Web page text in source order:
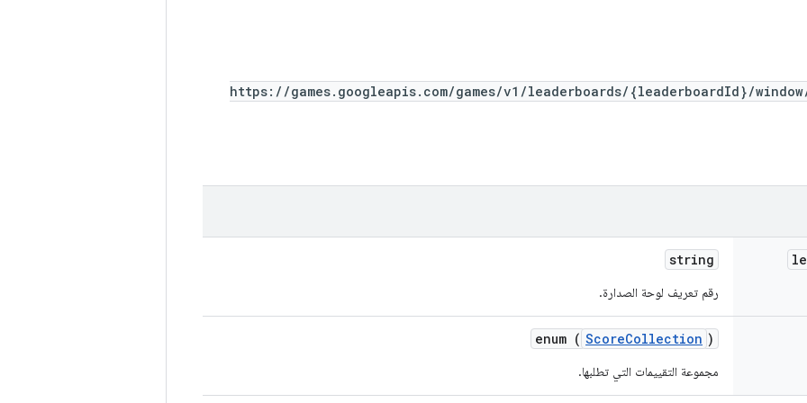
https://games.googleapis.com/games/v1/leaderboards/{leaderboardId}/
string
رقم تعريف لوحة الصدارة.
enum ( ScoreCollection )
مجموعة التقييمات التي تطلبها.